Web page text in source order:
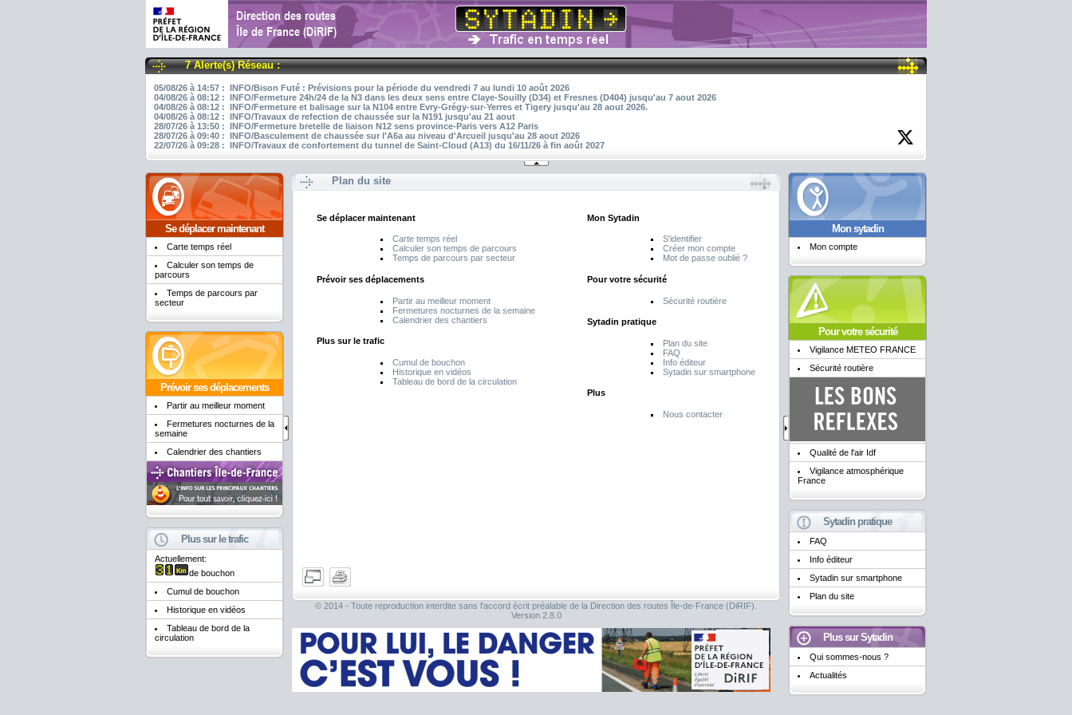
7 Alerte(s) Réseau :
05/08/26 à 14:57 : INFO/Bison Futé : Prévisions pour la période du vendredi 7 au lundi 10 août 2026
04/08/26 à 08:12 : INFO/Fermeture 24h/24 de la N3 dans les deux sens entre Claye-Souilly (D34) et Fresnes (D404) jusqu'au 7 aout 2026
04/08/26 à 08:12 : INFO/Fermeture et balisage sur la N104 entre Evry-Grégy-sur-Yerres et Tigery jusqu'au 28 aout 2026.
04/08/26 à 08:12 : INFO/Travaux de refection de chaussée sur la N191 jusqu'au 21 aout
28/07/26 à 13:50 : INFO/Fermeture bretelle de liaison N12 sens province-Paris vers A12 Paris
28/07/26 à 09:40 : INFO/Basculement de chaussée sur l'A6a au niveau d'Arcueil jusqu'au 28 aout 2026
22/07/26 à 09:28 : INFO/Travaux de confortement du tunnel de Saint-Cloud (A13) du 16/11/26 à fin août 2027
Se déplacer maintenant
Carte temps réel
Calculer son temps de
parcours
Temps de parcours par
secteur
Prévoir ses déplacements
Partir au meilleur moment
Fermetures nocturnes de la
semaine
Calendrier des chantiers
Plus sur le trafic
Actuellement:
de bouchon
Cumul de bouchon
Historique en vidéos
Tableau de bord de la
circulation
Mon sytadin
Mon compte
Pour votre sécurité
Vigilance METEO FRANCE
Sécurité routière
Qualité de l'air Idf
Vigilance atmosphérique
France
Sytadin pratique
FAQ
Info éditeur
Sytadin sur smartphone
Plan du site
Plus sur Sytadin
Qui sommes-nous ?
Actualités
Plan du site
Se déplacer maintenant
Carte temps réel
Calculer son temps de parcours
Temps de parcours par secteur
Prévoir ses déplacements
Partir au meilleur moment
Fermetures nocturnes de la semaine
Calendrier des chantiers
Plus sur le trafic
Cumul de bouchon
Historique en vidéos
Tableau de bord de la circulation
Mon Sytadin
S'identifier
Créer mon compte
Mot de passe oublié ?
Pour votre sécurité
Sécurité routière
Sytadin pratique
Plan du site
FAQ
Info éditeur
Sytadin sur smartphone
Plus
Nous contacter
© 2014 - Toute reproduction interdite sans l'accord écrit préalable de la Direction des routes Île-de-France (DiRIF).
Version 2.8.0